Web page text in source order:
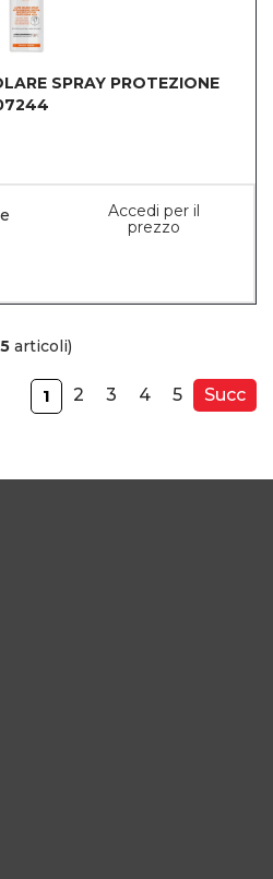
SPRAY PROTEZIONE
Accedi per il
prezzo
articoli)
1 2 3 4 5 Succ